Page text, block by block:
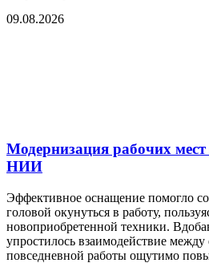
09.08.2026
Модернизация рабочих
НИИ
Эффективное оснащение помогло
головой окунуться в работу,
новоприобретенной техники.
упростилось взаимодействие между
повседневной работы ощутимо